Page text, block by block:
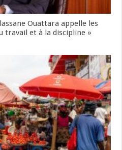
Ouattara appelle les
travail et à la discipline »